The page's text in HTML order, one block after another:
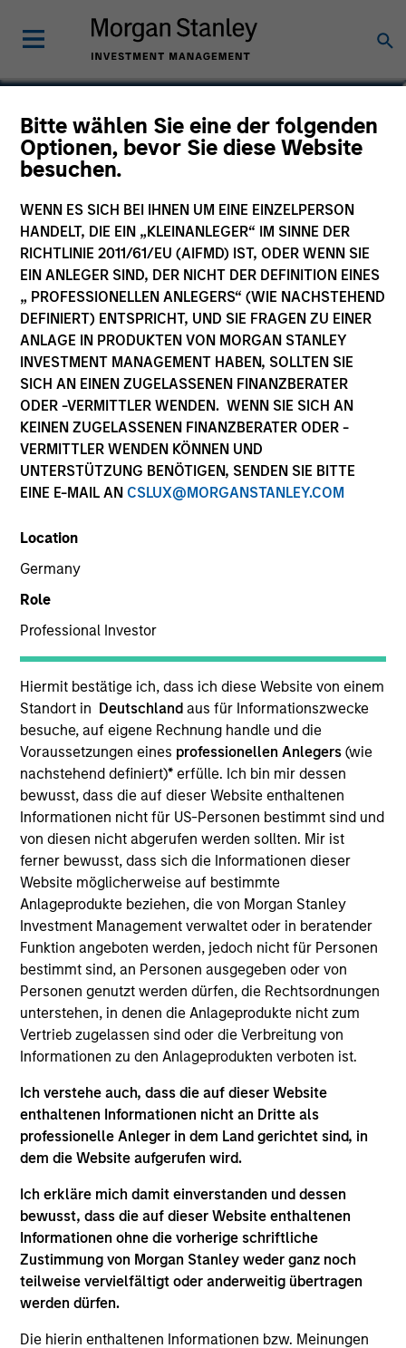
Bitte wählen Sie eine der folgenden
Optionen, bevor Sie diese Website
besuchen.
WENN ES SICH BEI IHNEN UM EINE EINZELPERSON
HANDELT, DIE EIN „KLEINANLEGER“ IM SINNE DER
RICHTLINIE 2011/61/EU (AIFMD) IST, ODER WENN SIE
EIN ANLEGER SIND, DER NICHT DER DEFINITION EINES
„ PROFESSIONELLEN ANLEGERS“ (WIE NACHSTEHEND
DEFINIERT) ENTSPRICHT, UND SIE FRAGEN ZU EINER
ANLAGE IN PRODUKTEN VON MORGAN STANLEY
INVESTMENT MANAGEMENT HABEN, SOLLTEN SIE
SICH AN EINEN ZUGELASSENEN FINANZBERATER
ODER -VERMITTLER WENDEN. WENN SIE SICH AN
KEINEN ZUGELASSENEN FINANZBERATER ODER -
VERMITTLER WENDEN KÖNNEN UND
UNTERSTÜTZUNG BENÖTIGEN, SENDEN SIE BITTE
EINE E-MAIL AN CSLUX@MORGANSTANLEY.COM
Location
Germany
Role
Professional Investor
Hiermit bestätige ich, dass ich diese Website von einem
Standort in Deutschland aus für Informationszwecke
besuche, auf eigene Rechnung handle und die
Voraussetzungen eines professionellen Anlegers(wie
nachstehend definiert)* erfülle. Ich bin mir dessen
bewusst, dass die auf dieser Website enthaltenen
Informationen nicht für US-Personen bestimmt sind und
von diesen nicht abgerufen werden sollten. Mir ist
ferner bewusst, dass sich die Informationen dieser
Website möglicherweise auf bestimmte
Anlageprodukte beziehen, die von Morgan Stanley
Investment Management verwaltet oder in beratender
Funktion angeboten werden, jedoch nicht für Personen
bestimmt sind, an Personen ausgegeben oder von
Personen genutzt werden dürfen, die Rechtsordnungen
unterstehen, in denen die Anlageprodukte nicht zum
Vertrieb zugelassen sind oder die Verbreitung von
Informationen zu den Anlageprodukten verboten ist.
Ich verstehe auch, dass die auf dieser Website
enthaltenen Informationen nicht an Dritte als
professionelle Anleger in dem Land gerichtet sind, in
dem die Website aufgerufen wird.
Ich erkläre mich damit einverstanden und dessen
bewusst, dass die auf dieser Website enthaltenen
Informationen ohne die vorherige schriftliche
Zustimmung von Morgan Stanley weder ganz noch
teilweise vervielfältigt oder anderweitig übertragen
werden dürfen.
Die hierin enthaltenen Informationen bzw. Meinungen
Steven Reece, CFA
Vice President
14 Years
TEAM
Eaton Vance Equity Team
Steven is a vice president of Morgan Stanley and an
analyst on the Eaton Vance Non-U.S. Small/Mid Cap
team. He is responsible for coverage of non-U.S.
consumer stocks. Steven began his career in the
investment management industry in 2012 when he
joined Eaton Vance. Morgan Stanley acquired Eaton
Vance in March 2021. Steven earned a B.B.A. from
the University of Massachusetts Isenberg School of
Management. He is a CFA charterholder.
Team Insights
ARTICLE